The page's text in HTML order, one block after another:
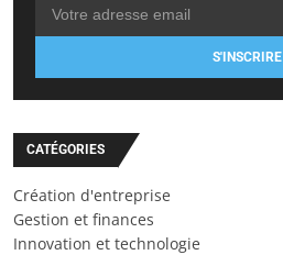
S'INSCRIRE
CATÉGORIES
Création d'entreprise
Gestion et finances
Innovation et technologie